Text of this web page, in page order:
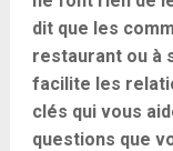
dit que les
restaurant ou à
facilite les
clés qui vous
questions que